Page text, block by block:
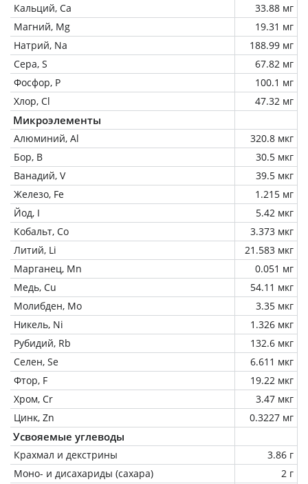
Кальций, Ca
33.88 мг
Магний, Mg
19.31 мг
Натрий, Na
188.99 мг
Сера, S
67.82 мг
Фосфор, P
100.1 мг
Хлор, Cl
47.32 мг
Микроэлементы
Алюминий, Al
320.8 мкг
Бор, B
30.5 мкг
Ванадий, V
39.5 мкг
Железо, Fe
1.215 мг
Йод, I
5.42 мкг
Кобальт, Co
3.373 мкг
Литий, Li
21.583 мкг
Марганец, Mn
0.051 мг
Медь, Cu
54.11 мкг
Молибден, Mo
3.35 мкг
Никель, Ni
1.326 мкг
Рубидий, Rb
132.6 мкг
Селен, Se
6.611 мкг
Фтор, F
19.22 мкг
Хром, Cr
3.47 мкг
Цинк, Zn
0.3227 мг
Усвояемые углеводы
Крахмал и декстрины
3.86 г
Моно- и дисахариды (сахара)
2 г